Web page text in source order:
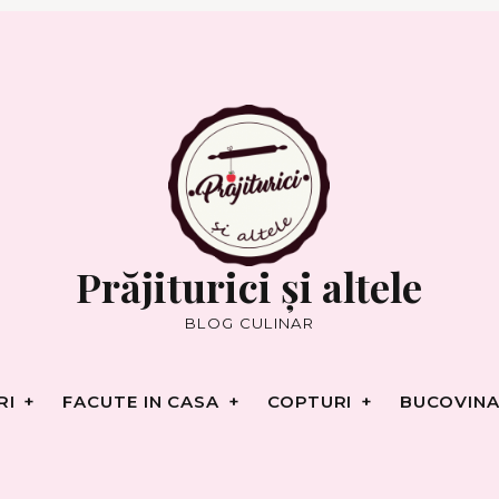
Prăjiturici și altele
BLOG CULINAR
FACUTE IN CASA COPTURI